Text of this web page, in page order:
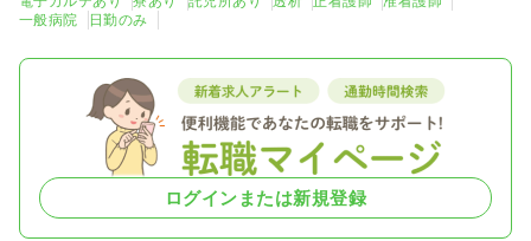
日勤のみ（常勤） 一時募集休止
8:50～16:50
月給23万円以上可
気になる 詳細を見る
一般病院
日勤のみ
ログインまたは新規登録